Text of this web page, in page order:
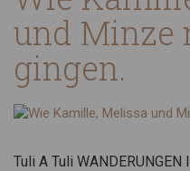
und Minze
gingen.
Tuli A Tuli